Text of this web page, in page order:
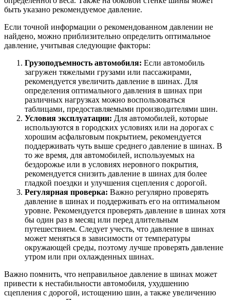
быть указано рекомендуемое давление.
Если точной информации о рекомендованном давлении не
найдено, можно приблизительно определить оптимальное
давление, учитывая следующие факторы:
Грузоподъемность автомобиля: Если автомобиль
загружен тяжелыми грузами или пассажирами,
рекомендуется увеличить давление в шинах. Для
определения оптимального давления в шинах при
различных нагрузках можно воспользоваться
таблицами, предоставляемыми производителями шин.
Условия эксплуатации: Для автомобилей, которые
используются в городских условиях или на дорогах с
хорошим асфальтовым покрытием, рекомендуется
поддерживать чуть выше среднего давление в шинах. В
то же время, для автомобилей, используемых на
бездорожье или в условиях неровного покрытия,
рекомендуется снизить давление в шинах для более
гладкой поездки и улучшения сцепления с дорогой.
Регулярная проверка: Важно регулярно проверять
давление в шинах и поддерживать его на оптимальном
уровне. Рекомендуется проверять давление в шинах хотя
бы один раз в месяц или перед длительным
путешествием. Следует учесть, что давление в шинах
может меняться в зависимости от температуры
окружающей среды, поэтому лучше проверять давление
утром или при охлажденных шинах.
Важно помнить, что неправильное давление в шинах может
привести к нестабильности автомобиля, ухудшению
сцепления с дорогой, истощению шин, а также увеличению